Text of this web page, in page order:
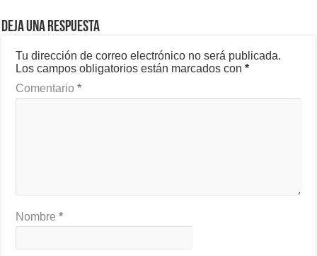
Deja una respuesta
Tu dirección de correo electrónico no será publicada.
Los campos obligatorios están marcados con*
Comentario*
Nombre*